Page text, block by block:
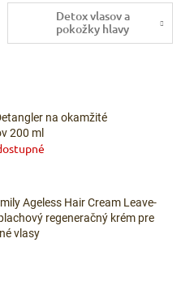
Detox vlasov a
pokožky hlavy
na okamžité
200 ml
Ageless Hair Cream Leave-
regeneračný krém pre
vlasy